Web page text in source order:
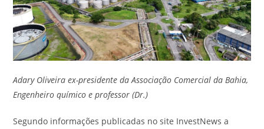
Adary Oliveira ex-presidente da Associação Comercial da Bahia,
Engenheiro químico e professor (Dr.)
Segundo informações publicadas no site InvestNews a